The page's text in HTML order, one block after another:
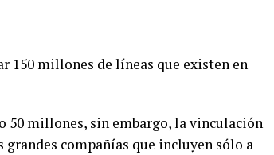
150 millones de líneas que existen en
50 millones, sin embargo, la vinculación
compañías que incluyen sólo a